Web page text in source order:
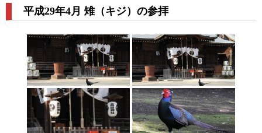
平成29年4月 雉（キジ）の参拝